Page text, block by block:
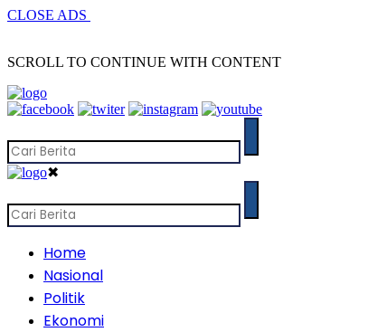
CLOSE ADS
SCROLL TO CONTINUE WITH CONTENT
✖
Home
Nasional
Politik
Ekonomi